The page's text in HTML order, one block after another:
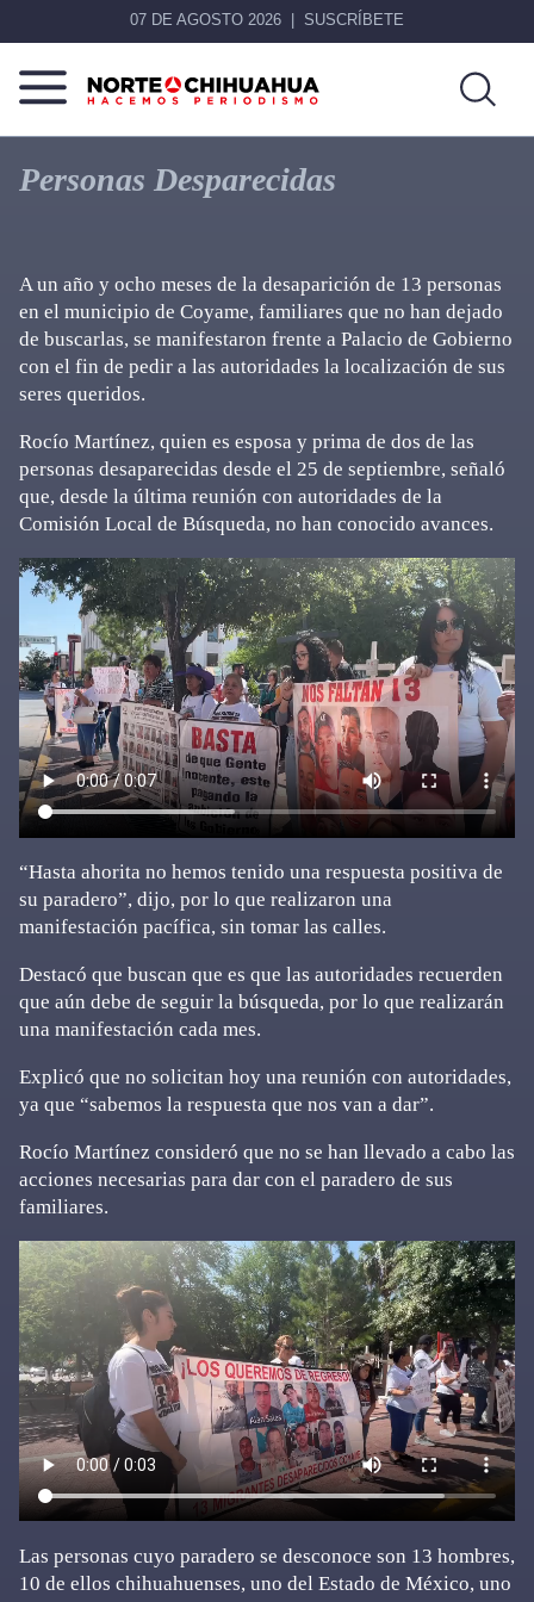
07 DE AGOSTO 2026 SUSCRÍBETE
Norte
Chihuahua
Más
que
noticias,
Personas Desparecidas
A un año y ocho meses de la desaparición de 13 personas
en el municipio de Coyame, familiares que no han dejado
de buscarlas, se manifestaron frente a Palacio de Gobierno
con el fin de pedir a las autoridades la localización de sus
seres queridos.
Rocío Martínez, quien es esposa y prima de dos de las
personas desaparecidas desde el 25 de septiembre, señaló
que, desde la última reunión con autoridades de la
Comisión Local de Búsqueda, no han conocido avances.
“Hasta ahorita no hemos tenido una respuesta positiva de
su paradero”, dijo, por lo que realizaron una
manifestación pacífica, sin tomar las calles.
Destacó que buscan que es que las autoridades recuerden
que aún debe de seguir la búsqueda, por lo que realizarán
una manifestación cada mes.
Explicó que no solicitan hoy una reunión con autoridades,
ya que “sabemos la respuesta que nos van a dar”.
Rocío Martínez consideró que no se han llevado a cabo las
acciones necesarias para dar con el paradero de sus
familiares.
Las personas cuyo paradero se desconoce son 13 hombres,
10 de ellos chihuahuenses, uno del Estado de México, uno